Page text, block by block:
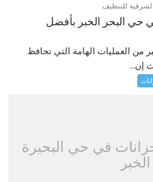
للتنظيف
حي البحر الخبر بأفضل
من العمليات الهامة التي تحافظ
إن...
في حي البحيرة
الخبر